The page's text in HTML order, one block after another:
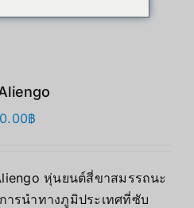
฿
หุ่นยนต์สี่ขาสมรรถนะ
ารนำทางภูมิประเทศที่ซับ